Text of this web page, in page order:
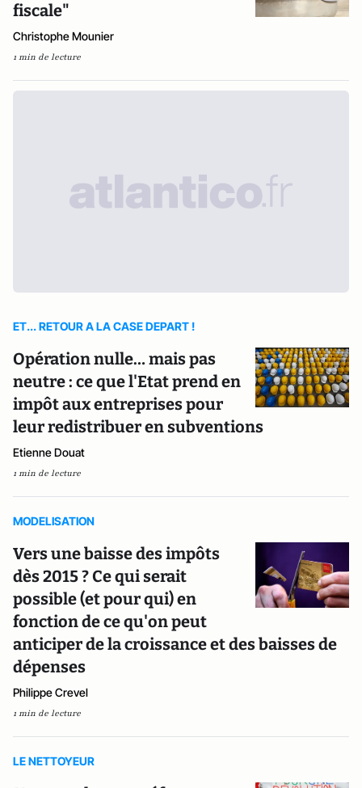
fiscale"
Christophe Mounier
1 min de lecture
ET... RETOUR A LA CASE DEPART !
Opération nulle… mais pas
neutre : ce que l'Etat prend en
impôt aux entreprises pour
leur redistribuer en subventions
Etienne Douat
1 min de lecture
MODELISATION
Vers une baisse des impôts
dès 2015 ? Ce qui serait
possible (et pour qui) en
fonction de ce qu'on peut
anticiper de la croissance et des baisses de
dépenses
Philippe Crevel
1 min de lecture
LE NETTOYEUR